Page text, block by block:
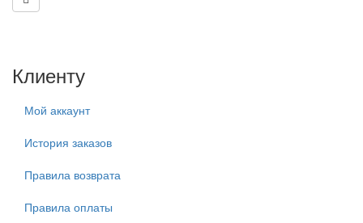
Клиенту
Мой аккаунт
История заказов
Правила возврата
Правила оплаты